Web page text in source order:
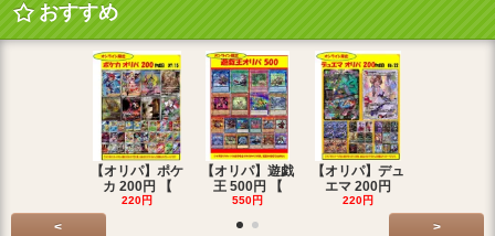
おすすめ
【オリパ】ポケ
カ 200円 【
220円
【オリパ】遊戯
王 500円 【
550円
【オリパ】デュ
エマ 200円
220円
< >